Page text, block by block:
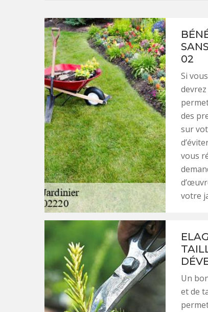
02
Si
des
sur
vous
votre
Un
et de